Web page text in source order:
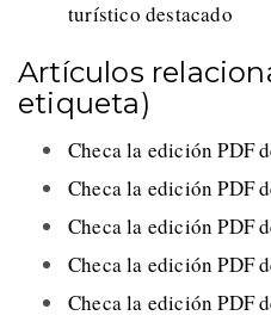
turístico destacado
Artículos
etiqueta)
Checa la edición PDF
Checa la edición PDF
Checa la edición PDF
Checa la edición PDF
Checa la edición PDF